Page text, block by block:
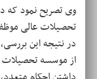
تحصیلات عالی
در نتیجه این
از موسسه تحصیلات